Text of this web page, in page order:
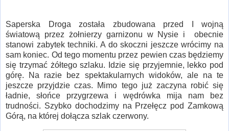
Saperska Droga została zbudowana przed I wojną
światową przez żołnierzy garnizonu w Nysie i obecnie
stanowi zabytek techniki. A do skoczni jeszcze wrócimy na
sam koniec. Od tego momentu przez pewien czas będziemy
się trzymać żółtego szlaku. Idzie się przyjemnie, lekko pod
górę. Na razie bez spektakularnych widoków, ale na te
jeszcze przyjdzie czas. Mimo tego już zaczyna robić się
ładnie, słońce przygrzewa i wędrówka mija nam bez
trudności. Szybko dochodzimy na Przełęcz pod Zamkową
Górą, na której dołącza szlak czerwony.